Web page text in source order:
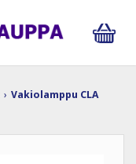
› Vakiolamppu CLA